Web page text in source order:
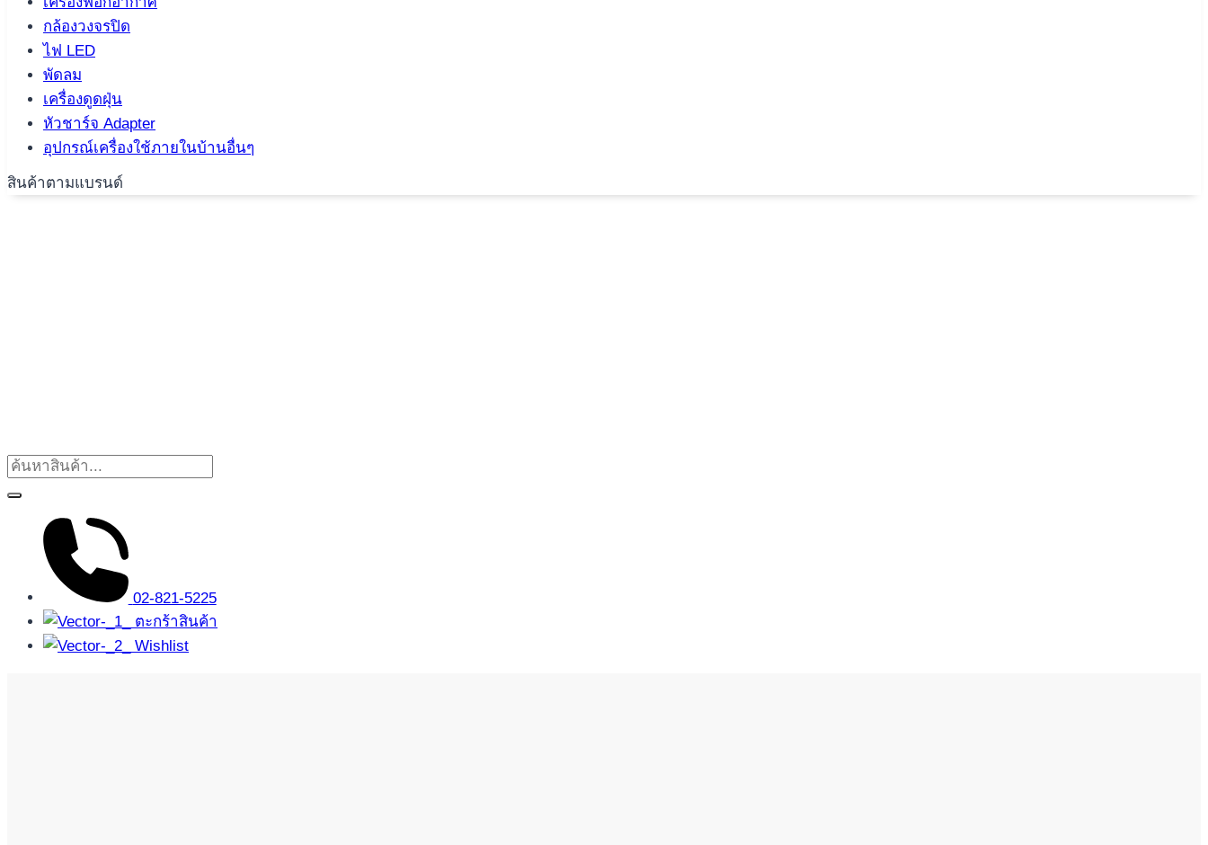
กล้องวงจรปิด
ไฟ LED
พัดลม
เครื่องดูดฝุ่น
หัวชาร์จ Adapter
อุปกรณ์เครื่องใช้ภายในบ้านอื่นๆ
สินค้าตามแบรนด์
02-821-5225
ตะกร้าสินค้า
Wishlist